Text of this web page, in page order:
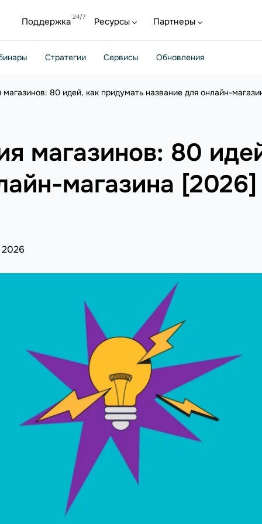
Поддержка Ресурсы Партнеры
Стратегии Сервисы Обновления
80 идей, как придумать название для онлайн-
магазинов: 80
магазина [2026]
2026